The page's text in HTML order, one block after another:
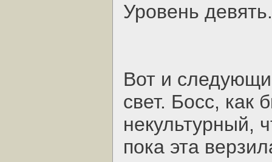
Уровень девять.
Вот и
свет. Босс, как
некультурный,
пока эта